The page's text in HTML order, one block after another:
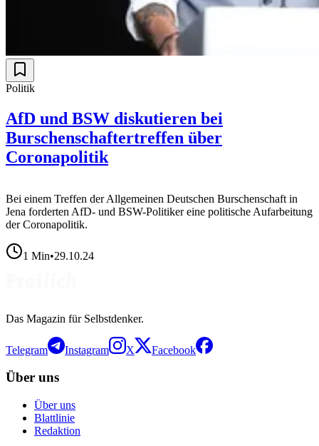
Politik
AfD und BSW diskutieren bei
Burschenschaftertreffen über
Coronapolitik
Bei einem Treffen der Allgemeinen Deutschen Burschenschaft in
Jena forderten AfD- und BSW-Politiker eine politische Aufarbeitung
der Coronapolitik.
1 Min•29.10.24
Das Magazin für Selbstdenker.
Telegram Instagram X Facebook
Über uns
Über uns
Blattlinie
Redaktion